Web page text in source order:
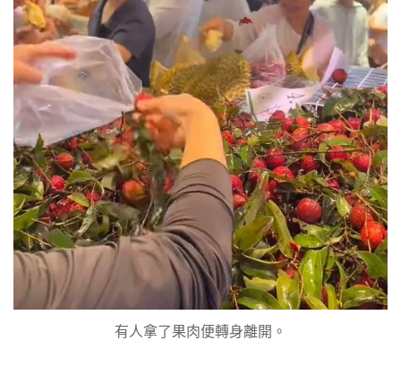
有人拿了果肉便轉身離開。